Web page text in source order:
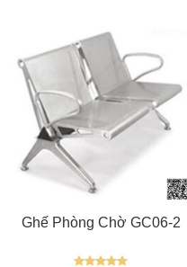
Ghế Phòng Chờ GC06-2